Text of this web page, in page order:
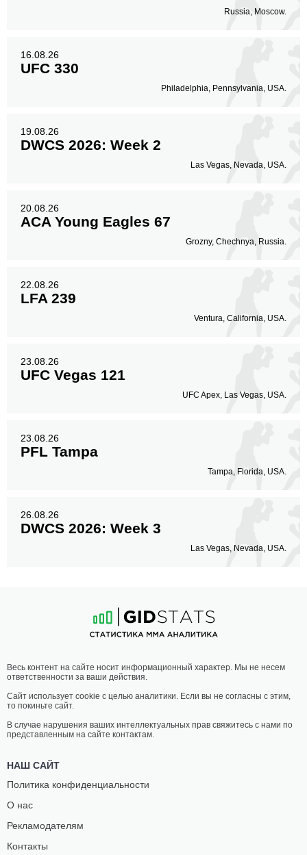
Russia, Moscow.
16.08.26
UFC 330
Philadelphia, Pennsylvania, USA.
19.08.26
DWCS 2026: Week 2
Las Vegas, Nevada, USA.
20.08.26
ACA Young Eagles 67
Grozny, Chechnya, Russia.
22.08.26
LFA 239
Ventura, California, USA.
23.08.26
UFC Vegas 121
UFC Apex, Las Vegas, USA.
23.08.26
PFL Tampa
Tampa, Florida, USA.
26.08.26
DWCS 2026: Week 3
Las Vegas, Nevada, USA.
Весь контент на сайте носит информационный характер. Мы не несем
ответственности за ваши действия.
Сайт использует cookie с целью аналитики. Если вы не согласны с этим,
то покиньте сайт.
В случае нарушения ваших интеллектуальных прав свяжитесь с нами по
представленным на сайте контактам.
НАШ САЙТ
Политика конфиденциальности
О нас
Рекламодателям
Контакты